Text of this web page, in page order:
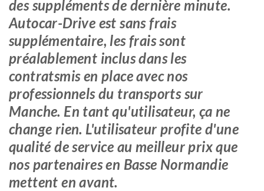
des suppléments de dernière minute.
Autocar-Drive est sans frais
supplémentaire, les frais sont
préalablement inclus dans les
contratsmis en place avec nos
professionnels du transports sur
Manche. En tant qu'utilisateur, ça ne
change rien. L'utilisateur profite d'une
qualité de service au meilleur prix que
nos partenaires en Basse Normandie
mettent en avant.